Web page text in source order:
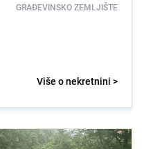
GRAĐEVINSKO ZEMLJIŠTE
Više o nekretnini >